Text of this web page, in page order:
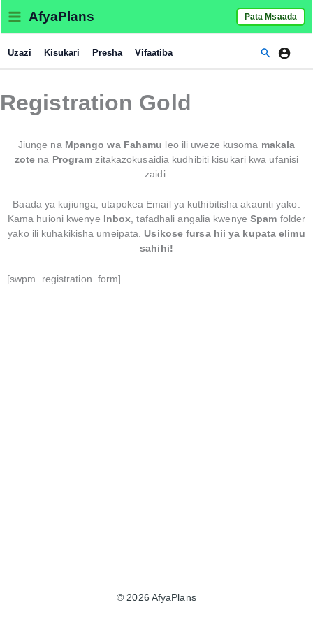
content
AfyaPlans Pata Msaada
Uzazi Kisukari Presha Vifaatiba Search
Registration Gold
Jiunge na Mpango wa Fahamu leo ili uweze kusoma makala
zote na Program zitakazokusaidia kudhibiti kisukari kwa ufanisi
zaidi.
Baada ya kujiunga, utapokea Email ya kuthibitisha akaunti yako.
Kama huioni kwenye Inbox, tafadhali angalia kwenye Spam folder
yako ili kuhakikisha umeipata. Usikose fursa hii ya kupata elimu
sahihi!
[swpm_registration_form]
© 2026 AfyaPlans